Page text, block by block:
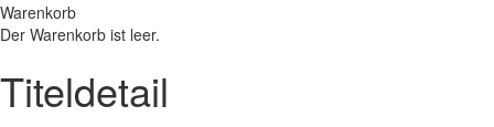
Warenkorb
Der Warenkorb ist leer.
Titeldetail